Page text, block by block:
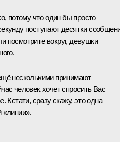
потому что один бы просто
поступают десятки
вокруг, девушки
несколькими принимают
человек хочет спросить Вас
Кстати, сразу скажу, это одна
«линии».